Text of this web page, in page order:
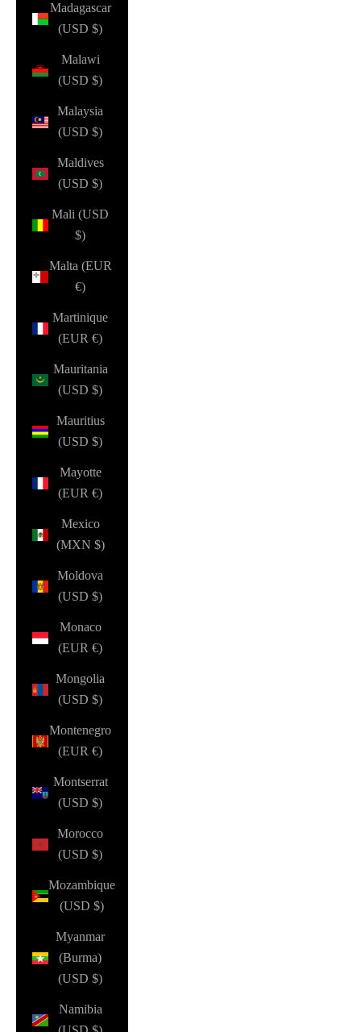
Madagascar
(USD $)
Malawi
(USD $)
Malaysia
(USD $)
Maldives
(USD $)
Mali (USD
$)
Malta (EUR
€)
Martinique
(EUR €)
Mauritania
(USD $)
Mauritius
(USD $)
Mayotte
(EUR €)
Mexico
(MXN $)
Moldova
(USD $)
Monaco
(EUR €)
Mongolia
(USD $)
Montenegro
(EUR €)
Montserrat
(USD $)
Morocco
(USD $)
Mozambique
(USD $)
Myanmar
(Burma)
(USD $)
Namibia